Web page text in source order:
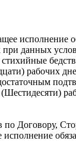
исполнение
данных
рабочих
Договору,